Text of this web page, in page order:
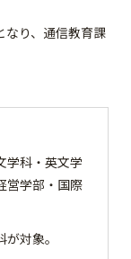
なり、通信教育課
学科・英文学
営学部・国際
対象。